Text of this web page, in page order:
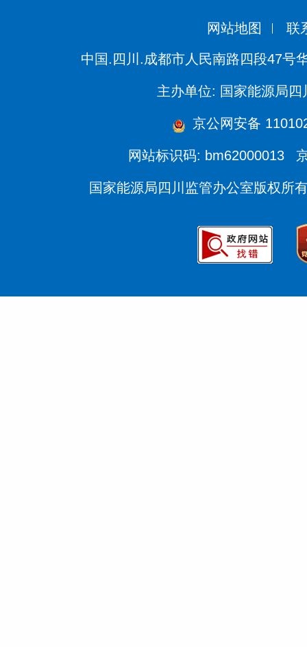
网站地图 联
中国.四川.成都市人民南路四段47号
主办单位: 国家能源局四
京公网安备
网站标识码: bm62000013
国家能源局四川监管办公室版权所